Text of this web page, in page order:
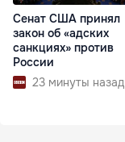
Сенат США принял
закон об «адских
санкциях» против
России
23 минуты назад